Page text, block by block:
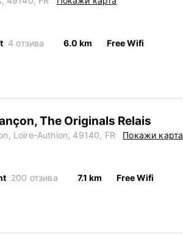
4 отзива 6.0 km Free Wifi
The Originals Relais
Loire-Authion, 49140, FR Покажи карта
200 отзива 7.1 km Free Wifi